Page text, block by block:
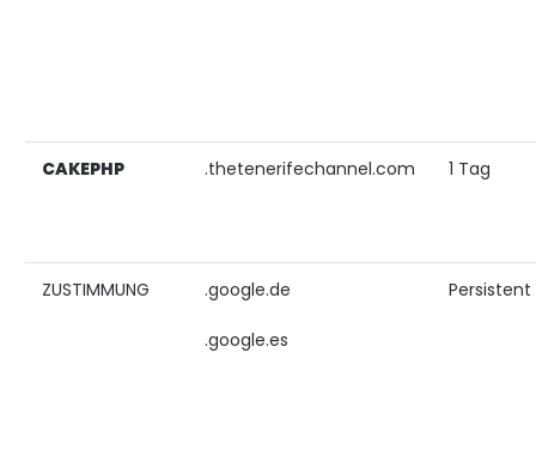
CAKEPHP .thetenerifechannel.com 1 Tag
ZUSTIMMUNG .google.de
.google.es
Persistent